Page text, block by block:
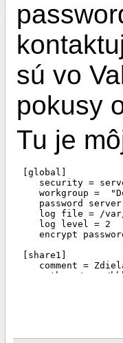
sú vo
pokusy
Tu je
[global]
security =
workgroup =
password
log file = /
   log level = 2
encrypt
[share1]
comment =
path = /aaaa/